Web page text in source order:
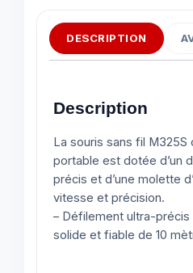
DESCRIPTION
Description
La souris sans fil
portable est dotée d’un
précis et d’une molette
vitesse et précision.
– Défilement ultra-précis
solide et fiable de 10